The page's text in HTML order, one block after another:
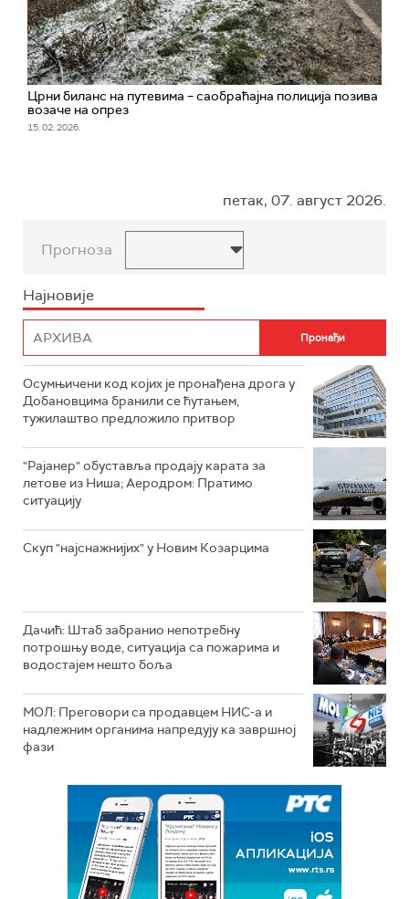
Црни биланс на путевима – саобраћајна полиција позива
возаче на опрез
15. 02. 2026.
петак, 07. август 2026.
Прогноза
Најновије
Осумњичени код којих је пронађена дрога у
Добановцима бранили се ћутањем,
тужилаштво предложило притвор
"Рајанер" обуставља продају карата за
летове из Ниша; Аеродром: Пратимо
ситуацију
Скуп "најснажнијих" у Новим Козарцима
Дачић: Штаб забранио непотребну
потрошњу воде, ситуација са пожарима и
водостајем нешто боља
МОЛ: Преговори са продавцем НИС-а и
надлежним органима напредују ка завршној
фази